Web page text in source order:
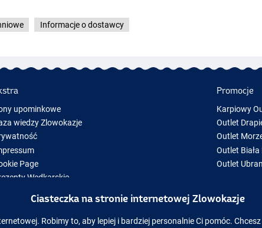
Informacje o dostawcy
upominkowe
wiedzy Zlowokazje
Page
Wędkarskie
wędkarski chwilowo niedostępny w magazynie
Promocje
Karpiowy
Outlet
Outlet
Outlet Biała
Outlet
Ciasteczka na stronie internetowej Zlowokazje
Robimy to, aby lepiej i bardziej personalnie Ci pomóc. Chcesz